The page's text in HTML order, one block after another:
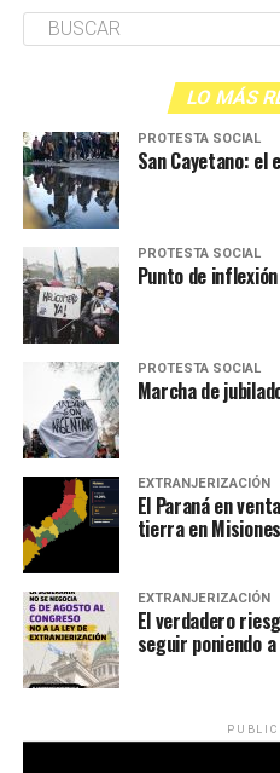
LO MÁS
PROTESTA SOCIAL
San Cayetano: el
PROTESTA SOCIAL
Punto de inflexión
PROTESTA SOCIAL
Marcha de
EXTRANJERIZACIÓN
El Paraná en
tierra en
EXTRANJERIZACIÓN
El verdadero
seguir poniendo